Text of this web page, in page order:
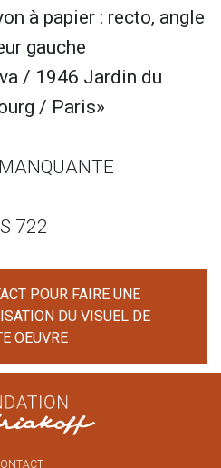
à papier : recto, angle
gauche
/ 1946 Jardin du
/ Paris»
722
POUR FAIRE UNE
DU VISUEL DE
OEUVRE